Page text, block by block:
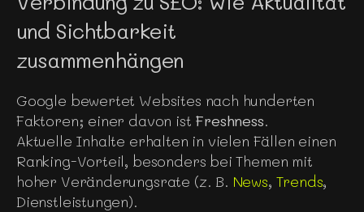
und Sichtbarkeit
zusammenhängen
Google bewertet Websites nach hunderten
Faktoren; einer davon ist Freshness.
Aktuelle Inhalte erhalten in vielen Fällen einen
Ranking-Vorteil, besonders bei Themen mit
hoher Veränderungsrate (z. B. News, Trends,
Dienstleistungen).